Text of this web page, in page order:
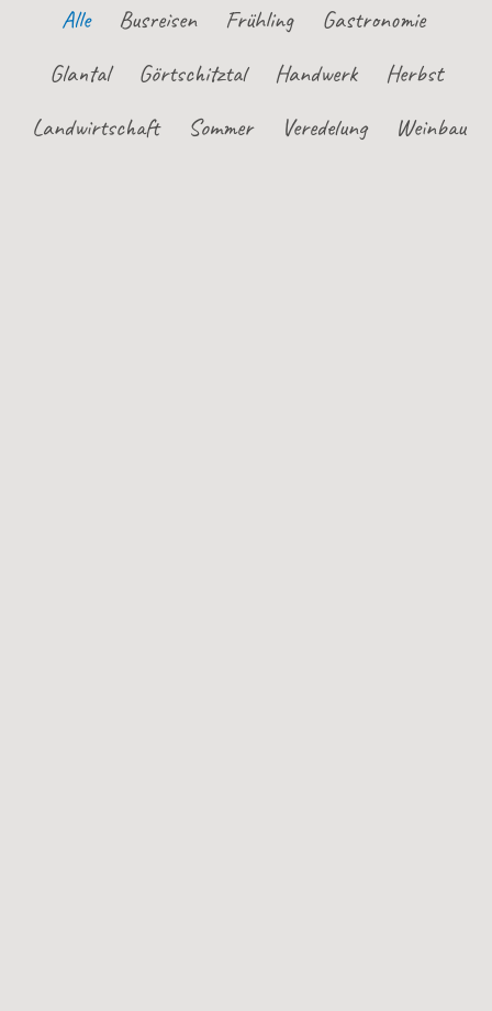
Alle Busreisen Frühling
Gastronomie
Glantal
Görtschitztal Handwerk
Herbst
Landwirtschaft
Sommer Veredelung Weinbau